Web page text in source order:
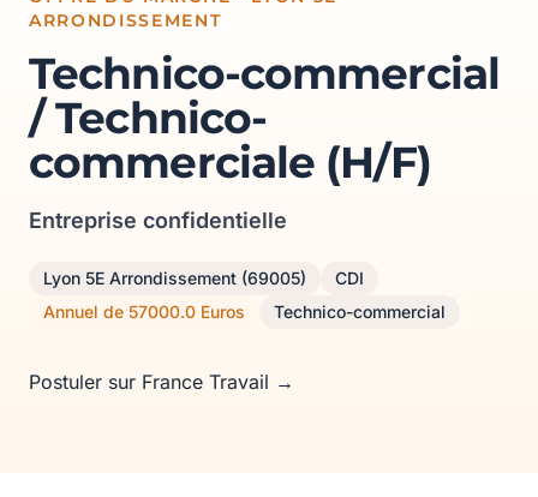
ARRONDISSEMENT
Technico-commercial
/ Technico-
commerciale (H/F)
Entreprise confidentielle
Lyon 5E Arrondissement (69005)
CDI
Annuel de 57000.0 Euros
Technico-commercial
Postuler sur France Travail →